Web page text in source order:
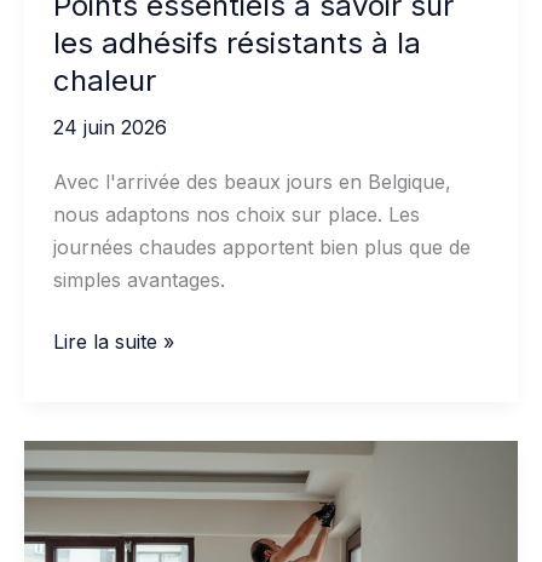
les adhésifs résistants à la
chaleur
24 juin 2026
Avec l'arrivée des beaux jours en Belgique,
nous adaptons nos choix sur place. Les
journées chaudes apportent bien plus que de
simples avantages.
Points
savoir
sur
les
adhésifs
Lire la suite »